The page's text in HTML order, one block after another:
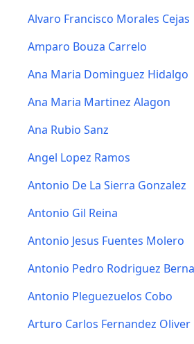
Alvaro Francisco Morales Cejas
Amparo Bouza Carrelo
Ana Maria Dominguez Hidalgo
Ana Maria Martinez Alagon
Ana Rubio Sanz
Angel Lopez Ramos
Antonio De La Sierra Gonzalez
Antonio Gil Reina
Antonio Jesus Fuentes Molero
Antonio Pedro Rodriguez
Antonio Pleguezuelos Cobo
Arturo Carlos Fernandez Oliver